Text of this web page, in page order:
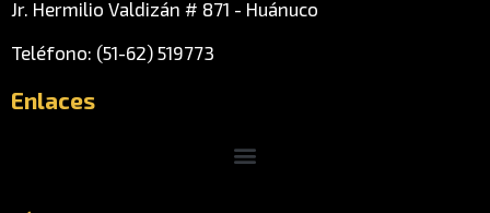
Jr. Hermilio Valdizán # 871 - Huánuco
Teléfono: (51-62) 519773
Enlaces
Menu